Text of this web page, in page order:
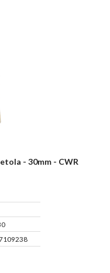
- 30mm - CWR